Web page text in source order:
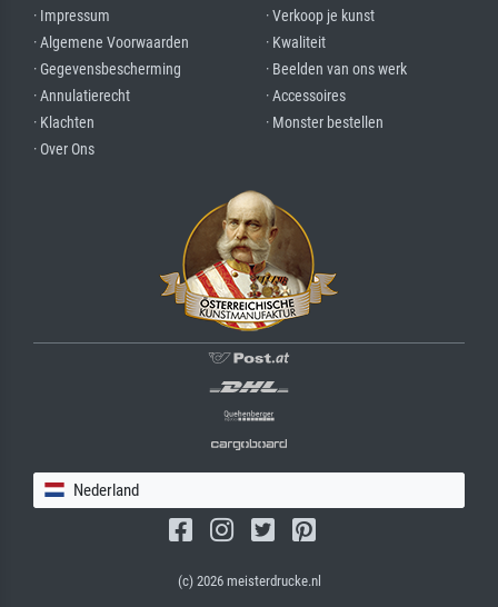
· Impressum
· Algemene Voorwaarden
· Gegevensbescherming
· Annulatierecht
· Klachten
· Over Ons
· Verkoop je kunst
· Kwaliteit
· Beelden van ons werk
· Accessoires
· Monster bestellen
Nederland
(c) 2026 meisterdrucke.nl